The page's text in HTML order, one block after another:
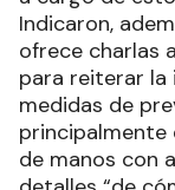
Indicaron,
ofrece charlas
para reiterar la
medidas de
principalmente
de manos con